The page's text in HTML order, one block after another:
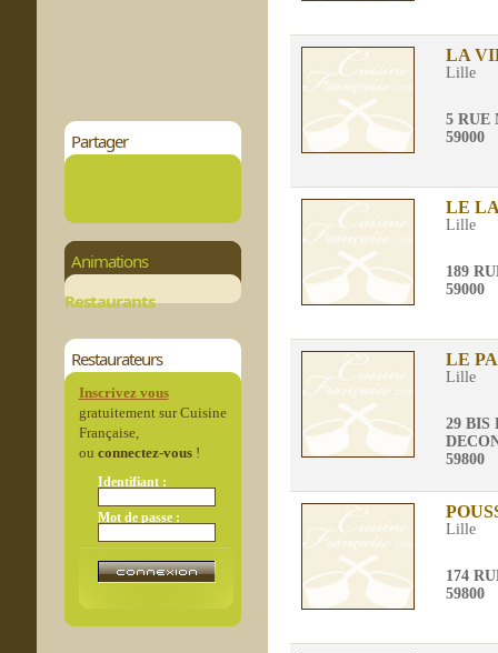
Partager
Animations
Restaurants
Restaurateurs
Inscrivez vous
gratuitement sur Cuisine
Française,
ou connectez-vous!
Identifiant :
Mot de passe :
LA
Lille
5 RUE
59000
LE
Lille
189
59000
LE
Lille
29 BIS
59800
Lille
174
59800